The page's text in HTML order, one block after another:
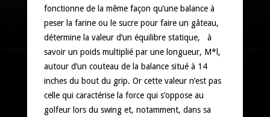
fonctionne de la même façon qu’une balance à
peser la farine ou le sucre pour faire un gâteau,
détermine la valeur d’un équilibre statique, à
savoir un poids multiplié par une longueur, M*l,
autour d’un couteau de la balance situé à 14
inches du bout du grip. Or cette valeur n’est pas
celle qui caractérise la force qui s’oppose au
golfeur lors du swing et, notamment, dans sa